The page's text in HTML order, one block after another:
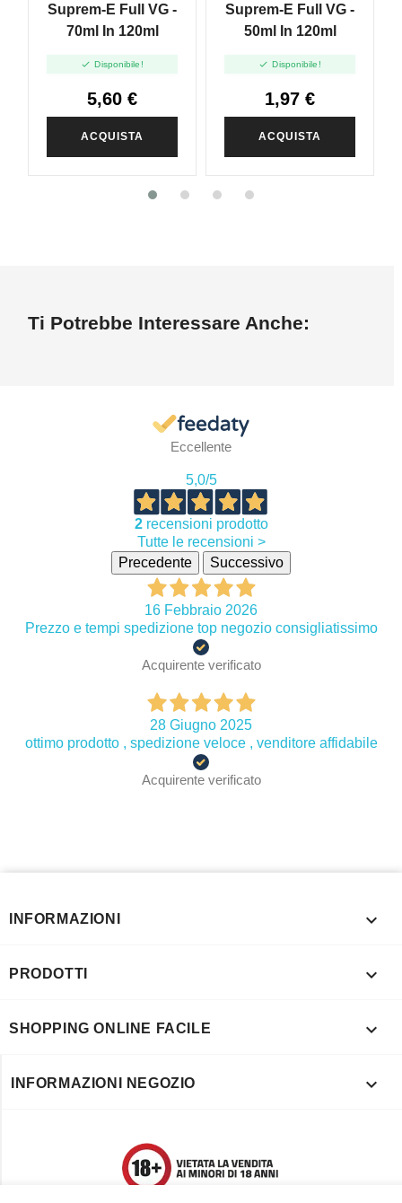
Suprem-E Full VG -
70ml In 120ml
 Disponibile!
5,60 €
ACQUISTA
Suprem-E Full VG -
50ml In 120ml
 Disponibile!
1,97 €
ACQUISTA
Ti Potrebbe Interessare Anche:
Eccellente
5,0/5
2recensioni prodotto
Tutte le recensioni >
Precedente
Successivo
16 Febbraio 2026
Prezzo e tempi spedizione top negozio consigliatissimo
Acquirente verificato
28 Giugno 2025
ottimo prodotto , spedizione veloce , venditore affidabile
Acquirente verificato
INFORMAZIONI 
PRODOTTI 
SHOPPING ONLINE FACILE 
INFORMAZIONI NEGOZIO 